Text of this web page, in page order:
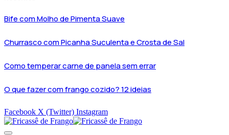
Bife com Molho de Pimenta Suave
Churrasco com Picanha Suculenta e Crosta de Sal
Como temperar carne de panela sem errar
O que fazer com frango cozido? 12 ideias
Facebook X (Twitter) Instagram